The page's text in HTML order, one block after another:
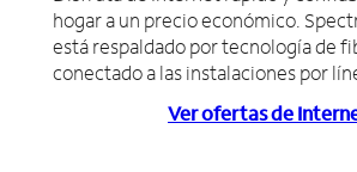
hogar a un precio económico.
está respaldado por tecnología de
conectado a las instalaciones por
Ver ofertas de